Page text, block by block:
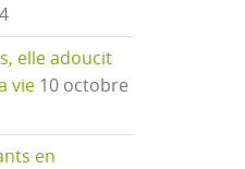
elle adoucit
vie 10 octobre
en